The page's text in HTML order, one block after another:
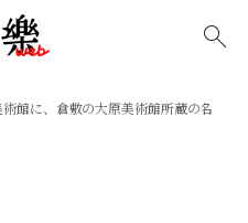
館に、倉敷の大原美術館所蔵の名